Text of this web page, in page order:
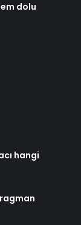
dolu
hangi